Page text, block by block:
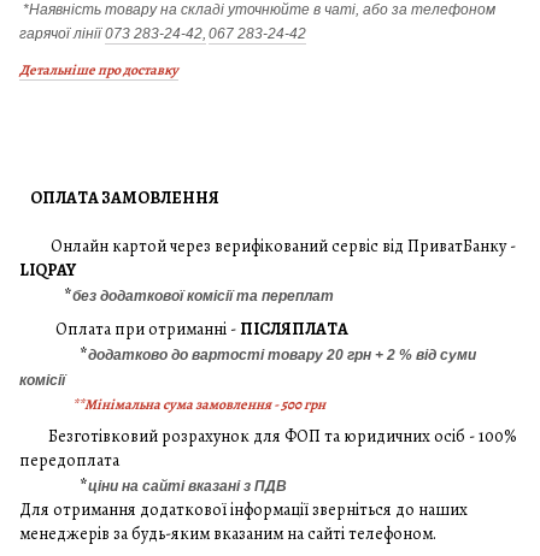
*Наявність товару на складі уточнюйте в чаті, або за телефоном
гарячої лінії073 283-24-42, 067 283-24-42
Детальніше про доставку
ОПЛАТА ЗАМОВЛЕННЯ
Онлайн картой через верифікований сервіс від ПриватБанку -
LIQPAY
*без додаткової комісії та переплат
Оплата при отриманні - ПІСЛЯПЛАТА
*додатково до вартості товару 20 грн + 2 % від суми
комісії
**Мінімальна сума замовлення - 500 грн
Безготівковий розрахунок для ФОП та юридичних осіб - 100%
передоплата
*ціни на сайті вказані з ПДВ
Для отримання додаткової інформації зверніться до наших
менеджерів за будь-яким вказаним на сайті телефоном.